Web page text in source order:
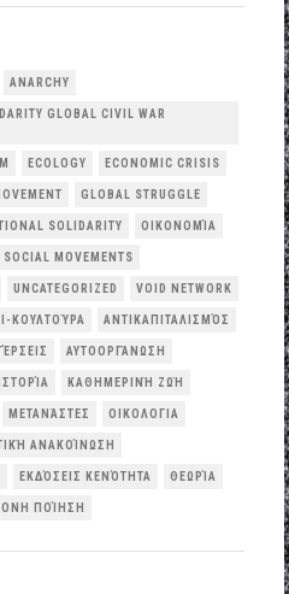
ANARCHY
GLOBAL CIVIL WAR
ECOLOGY ECONOMIC CRISIS
GLOBAL STRUGGLE
SOLIDARITY OΙΚΟΝΟΜΊΑ
SOCIAL MOVEMENTS
UNCATEGORIZED VOID NETWORK
ΚΟΥΛΤΟΎΡΑ ΑΝΤΙΚΑΠΙΤΑΛΙΣΜΌΣ
ΑΥΤΟΟΡΓΆΝΩΣΗ
ΙΣΤΟΡΊΑ ΚΑΘΗΜΕΡΙΝΉ ΖΩΉ
ΜΕΤΑΝΆΣΤΕΣ ΟΙΚΟΛΟΓΙΑ
ΑΝΑΚΟΊΝΩΣΗ
ΕΚΔΌΣΕΙΣ ΚΕΝΌΤΗΤΑ ΘΕΩΡΊΑ
ΠΟΊΗΣΗ